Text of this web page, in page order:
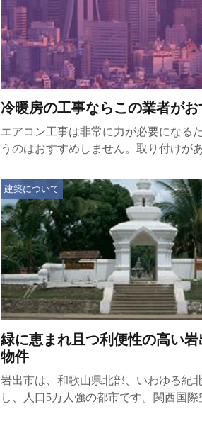
冷暖房の工事ならこの業者がお
エアコン工事は非常に力が必要になる
うのはおすすめしません。取り付けが
緑に恵まれ且つ利便性の高い
物件
建築について
岩出市は、和歌山県北部、いわゆる紀
し、人口5万人強の都市です。関西国際